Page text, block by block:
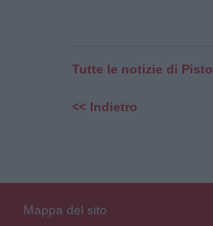
Tutte le notizie di
<< Indietro
Mappa del sito